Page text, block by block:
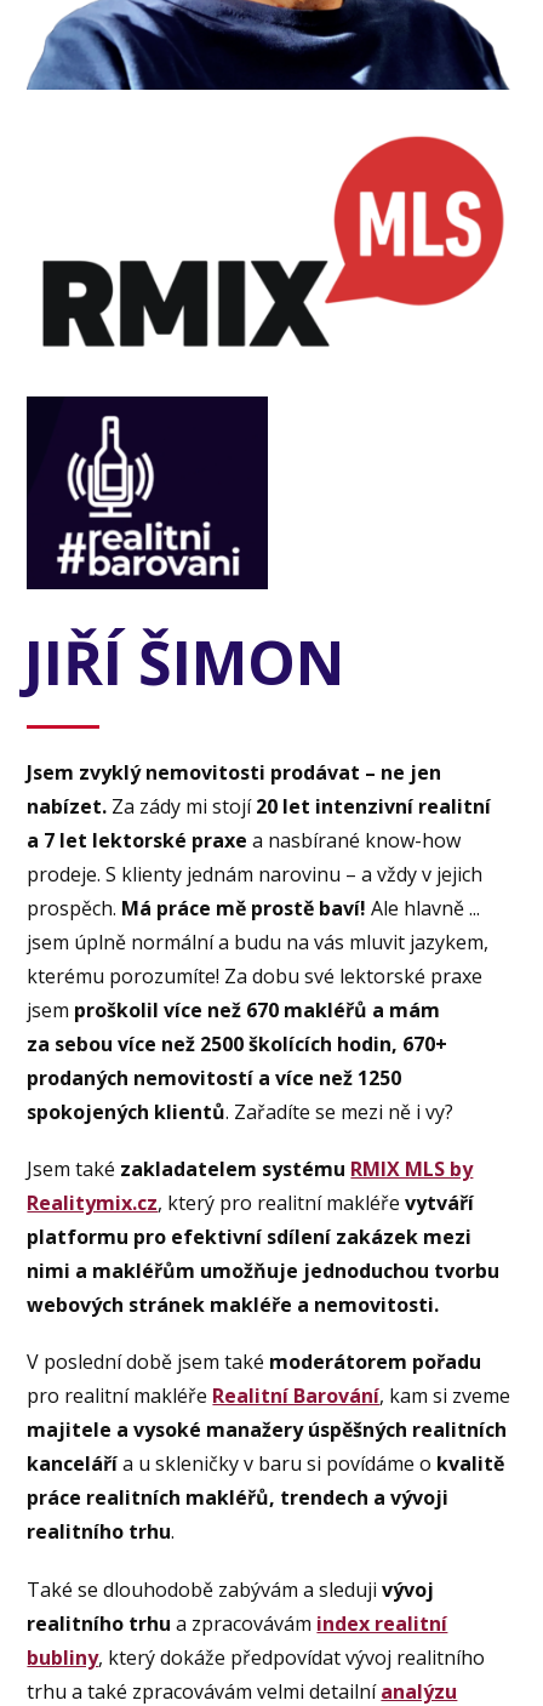
JIŘÍ ŠIMON
Jsem zvyklý nemovitosti prodávat – ne jen
nabízet. Za zády mi stojí20 let intenzivní realitní
a 7 let lektorské praxe a nasbírané know-how
prodeje. S klienty jednám narovinu – a vždy v jejich
prospěch. Má práce mě prostě baví! Ale hlavně ...
jsem úplně normální a budu na vás mluvit jazykem,
kterému porozumíte! Za dobu své lektorské praxe
jsem proškolil více než 670 makléřů a mám
za sebou více než 2500 školících hodin, 670+
prodaných nemovitostí a více než 1250
spokojených klientů. Zařadíte se mezi ně i vy?
Jsem také zakladatelem systému RMIX MLS by
Realitymix.cz, který pro realitní makléřevytváří
platformu pro efektivní sdílení zakázek mezi
nimi a makléřům umožňuje jednoduchou tvorbu
webových stránek makléře a nemovitosti.
V poslední době jsem také moderátorem pořadu
pro realitní makléře Realitní Barování, kam si zveme
majitele a vysoké manažery úspěšných realitních
kancelářía u skleničky v baru si povídáme o kvalitě
práce realitních makléřů, trendech a vývoji
realitního trhu.
Také se dlouhodobě zabývám a sledujivývoj
realitního trhu a zpracovávám index realitní
bubliny, který dokáže předpovídat vývoj realitního
trhu a také zpracovávám velmi detailníanalýzu